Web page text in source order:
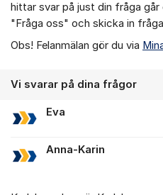
hittar svar på just din fråga
"Fråga oss" och skicka in
Obs! Felanmälan gör du via
Vi svarar på dina frågor
Eva
Anna-Karin